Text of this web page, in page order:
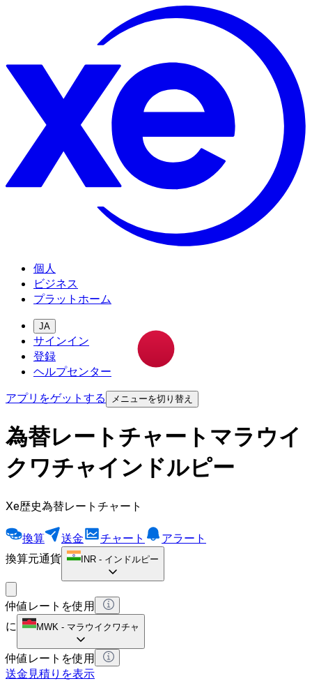
個人
ビジネス
プラットホーム
JA
サインイン
登録
ヘルプセンター
アプリをゲットする
メニューを切り替え
為替レートチャートマラウイ
クワチャインドルピー
Xe歴史為替レートチャート
換算 送金 チャート
アラート
換算元通貨
INR - インドルピー
仲値レートを使用
に
MWK - マラウイクワチャ
仲値レートを使用
送金見積りを表示